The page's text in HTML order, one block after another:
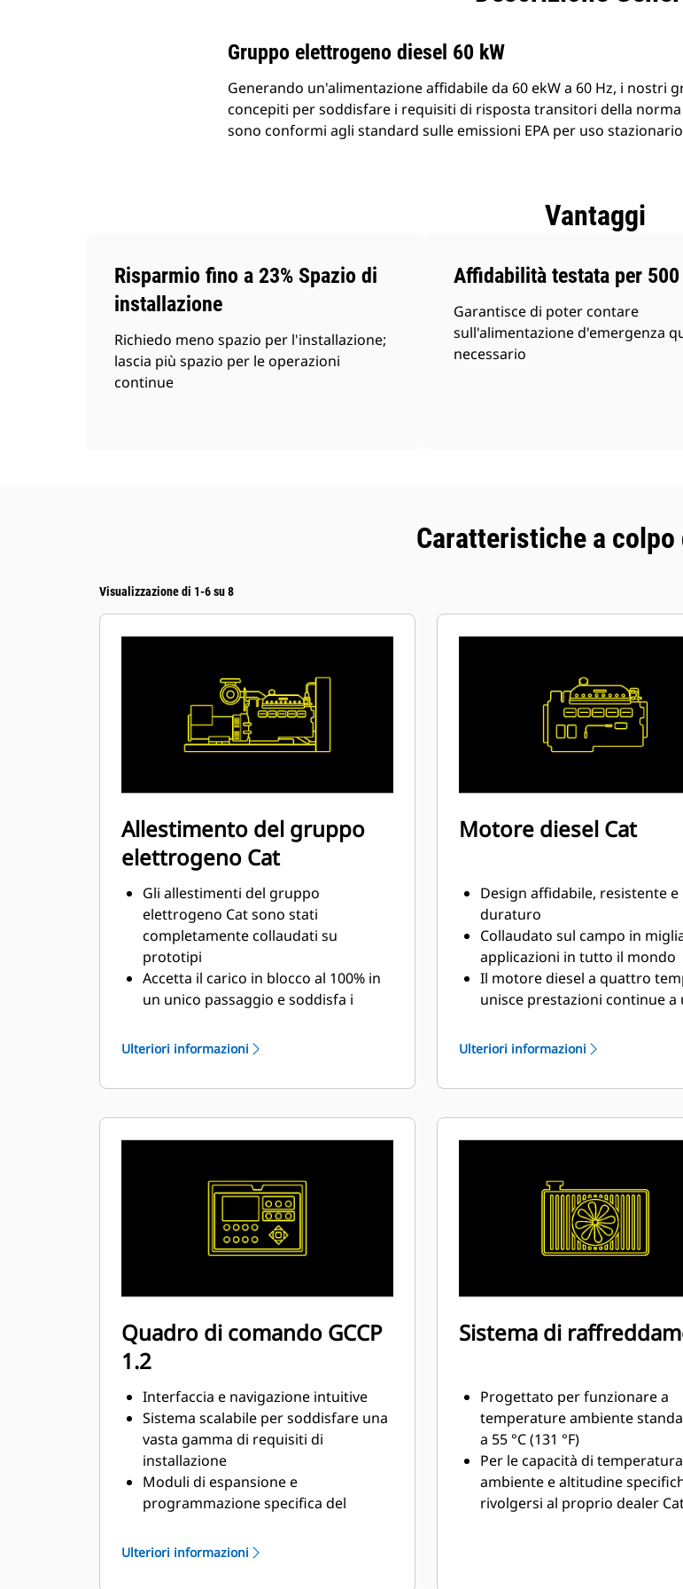
Gruppo elettrogeno diesel 60 kW
Generando un'alimentazione affidabile da 60 ekW a 60 Hz, i nostri
concepiti per soddisfare i requisiti di risposta transitori della
sono conformi agli standard sulle emissioni EPA per uso
Vantaggi
Risparmio fino a 23% Spazio di
installazione
Richiedo meno spazio per l'installazione;
lascia più spazio per le operazioni
continue
Affidabilità testata per 500
Garantisce di poter contare
sull'alimentazione d'emergenza
necessario
Caratteristiche a colpo
Visualizzazione di 1-6 su 8
Allestimento del gruppo
elettrogeno Cat
Gli allestimenti del gruppo
elettrogeno Cat sono stati
completamente collaudati su
prototipi
Accetta il carico in blocco al 100% in
un unico passaggio e soddisfa i
Conforme ai requisiti di stato
previsti dallo standard ISO 8528-5
Ulteriori informazioni
Motore diesel Cat
Design affidabile, resistente e
duraturo
Collaudato sul campo in
applicazioni in tutto il mondo
Il motore diesel a quattro
unisce prestazioni continue a
in un peso ridotto
Ulteriori informazioni
Quadro di comando GCCP
1.2
Interfaccia e navigazione intuitive
Sistema scalabile per soddisfare una
vasta gamma di requisiti di
installazione
Moduli di espansione e
programmazione specifica del
clienti
Ulteriori informazioni
Sistema di
Progettato per funzionare a
temperature ambiente
a 55 °C (131 °F)
Per le capacità di temperatura
ambiente e altitudine
rivolgersi al proprio dealer